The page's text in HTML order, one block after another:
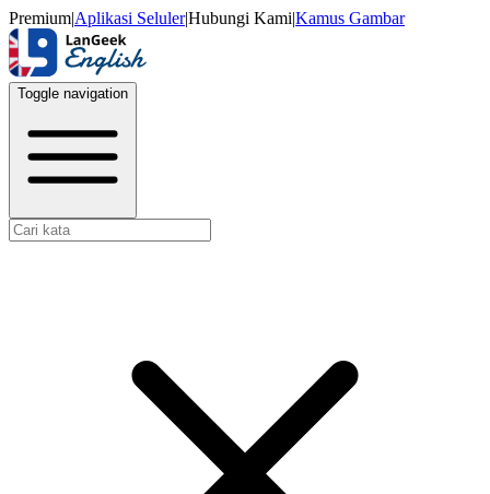
Premium|Aplikasi Seluler|Hubungi Kami|Kamus Gambar
Toggle navigation